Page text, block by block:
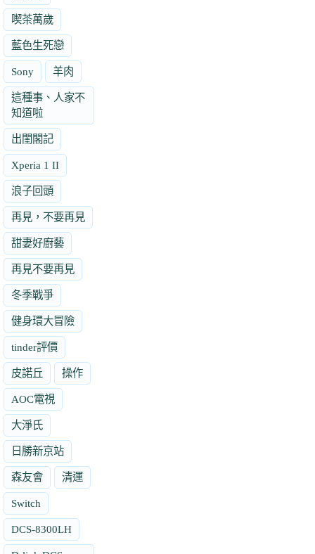
喫茶萬歲
藍色生死戀
Sony 羊肉
這種事、人家不
知道啦
出閨閣記
Xperia 1 II
浪子回頭
再見，不要再見
甜妻好廚藝
再見不要再見
冬季戰爭
健身環大冒險
tinder評價
皮諾丘 操作
AOC電視
大淨氏
日勝新京站
森友會 清運
Switch
DCS-8300LH